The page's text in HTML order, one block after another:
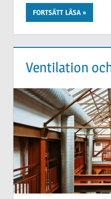
FORTSÄTT LÄSA
Ventilation